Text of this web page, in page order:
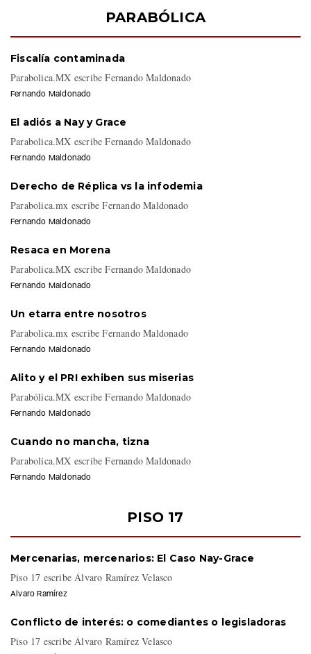
PARABÓLICA
Fiscalía contaminada
Parabolica.MX escribe Fernando Maldonado
Fernando Maldonado
El adiós a Nay y Grace
Parabolica.MX escribe Fernando Maldonado
Fernando Maldonado
Derecho de Réplica vs la infodemia
Parabolica.mx escribe Fernando Maldonado
Fernando Maldonado
Resaca en Morena
Parabolica.MX escribe Fernando Maldonado
Fernando Maldonado
Un etarra entre nosotros
Parabolica.mx escribe Fernando Maldonado
Fernando Maldonado
Alito y el PRI exhiben sus miserias
Parabólica.MX escribe Fernando Maldonado
Fernando Maldonado
Cuando no mancha, tizna
Parabolica.MX escribe Fernando Maldonado
Fernando Maldonado
PISO 17
Mercenarias, mercenarios: El Caso Nay-Grace
Piso 17 escribe Álvaro Ramírez Velasco
Alvaro Ramírez
Conflicto de interés: o comediantes o legisladoras
Piso 17 escribe Álvaro Ramírez Velasco